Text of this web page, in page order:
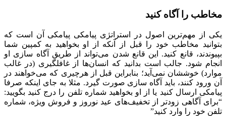
مخاطب را آگاه کنید
یکی از مهم‌ترین اصول در استراتژی پیامکی پیامکی آن است که
بتوانید مخاطب خود را قبل از آنکه از او بخواهید به کمپین شما
بپیوندند، قانع کنید. این قانع شدن می‌تواند از طریق آگاه سازی او
انجام شود. جالب است بدانید که انسان‌ها از غافلگیری (در غالب
موارد) خوششان نمی‌آید؛ بنابراین قبل از هرچیری که می‌خواهند در
آن ورود کنند، باید آگاه سازی صورت گیرد. مثلا به جای اینکه صرفا
پیامکی ارسال کنید یا از او بخواهید شماره تلفن را درج کنید بگویید:
“برای آگاهی زودتر از تخفیف‌های عید نوروز و فروش ویژه، شماره
تلفن خود را وارد کنید”